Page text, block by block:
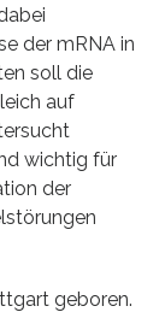
der mRNA in
soll die
auf
wichtig für
der
geboren.